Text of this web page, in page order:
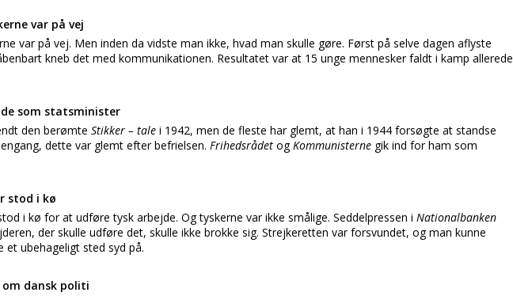
var på vej
var på vej. Men inden da vidste man ikke, hvad man skulle gøre. Først på selve dagen aflyste
kneb det med kommunikationen. Resultatet var at 15 unge mennesker faldt i kamp allerede
som statsminister
den berømte Stikker – tale i 1942, men de fleste har glemt, at han i 1944 forsøgte at standse
dette var glemt efter befrielsen. Frihedsrådet ogKommunisterne gik ind for ham som
stod i kø
i kø for at udføre tysk arbejde. Og tyskerne var ikke smålige. Seddelpressen i Nationalbanken
der skulle udføre det, skulle ikke brokke sig. Strejkeretten var forsvundet, og man kunne
et ubehageligt sted syd på.
dansk politi